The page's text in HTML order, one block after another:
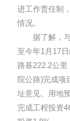
进工作责任制
情况。
据了解，与
至今年1月17
路基222.2公
院公路)完成项
址意见、用地
完成工程投资